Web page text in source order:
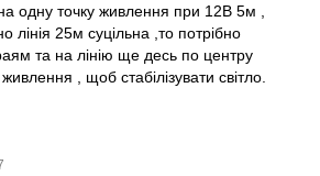
одну точку живлення при 12В 5м ,
лінія 25м суцільна ,то потрібно
та на лінію ще десь по центру
, щоб стабілізувати світло.